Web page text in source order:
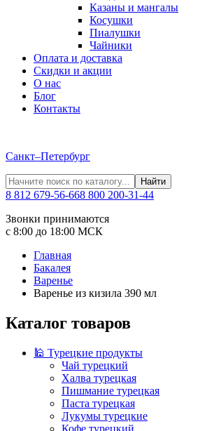
Казаны и мангалы
Косушки
Пиалушки
Чайники
Оплата и доставка
Скидки и акции
О нас
Блог
Контакты
Санкт–Петербург
Найти
8 812 679-56-668 800 200-31-44
Звонки принимаются
с 8:00 до 18:00 МСК
Главная
Бакалея
Варенье
Варенье из кизила 390 мл
Каталог товаров
🕌 Турецкие продукты
Чай турецкий
Халва турецкая
Пишмание турецкая
Паста турецкая
Лукумы турецкие
Кофе турецкий